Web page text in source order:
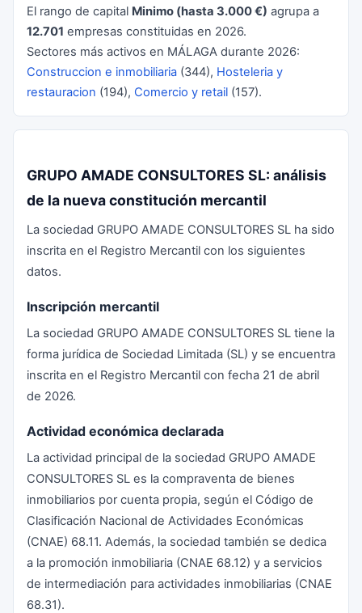
El rango de capital Minimo (hasta 3.000 €) agrupa a
12.701 empresas constituidas en 2026.
Sectores más activos en MÁLAGA durante 2026:
Construccion e inmobiliaria (344), Hosteleria y
restauracion (194), Comercio y retail (157).
GRUPO AMADE CONSULTORES SL: análisis
de la nueva constitución mercantil
La sociedad GRUPO AMADE CONSULTORES SL ha sido
inscrita en el Registro Mercantil con los siguientes
datos.
Inscripción mercantil
La sociedad GRUPO AMADE CONSULTORES SL tiene la
forma jurídica de Sociedad Limitada (SL) y se encuentra
inscrita en el Registro Mercantil con fecha 21 de abril
de 2026.
Actividad económica declarada
La actividad principal de la sociedad GRUPO AMADE
CONSULTORES SL es la compraventa de bienes
inmobiliarios por cuenta propia, según el Código de
Clasificación Nacional de Actividades Económicas
(CNAE) 68.11. Además, la sociedad también se dedica
a la promoción inmobiliaria (CNAE 68.12) y a servicios
de intermediación para actividades inmobiliarias (CNAE
68.31).